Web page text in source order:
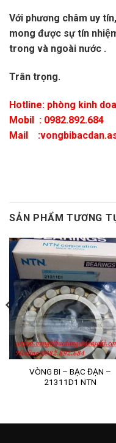
Với phương châm uy
mong được sự tín
trong và ngoài nước .
Trân trọng.
Hotline: phòng kinh
Mobil : 0982.892.684
Mail :
SẢN PHẨM TƯƠNG
VÒNG BI – BẠC ĐẠN –
21311D1 NTN